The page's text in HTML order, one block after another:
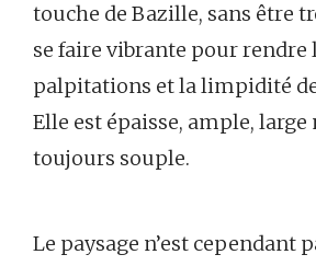
touche de Bazille, sans être
se faire vibrante pour rendre
palpitations et la limpidité
Elle est épaisse, ample,
toujours souple.
Le paysage n’est cependant